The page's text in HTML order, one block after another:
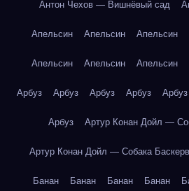
Антон Чехов — Вишнёвый сад
Апельсин Апельсин Апельсин
Апельсин Апельсин Апельсин
Арбуз Арбуз Арбуз Арбуз Арбуз
Арбуз Артур Конан Дойл —
Артур Конан Дойл — Собака
Банан Банан Банан Банан